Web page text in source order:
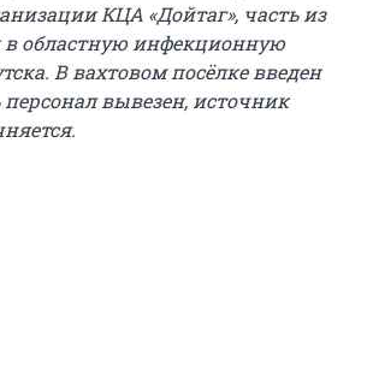
КЦА «Дойтаг», часть из
в областную инфекционную
В вахтовом посёлке введен
персонал вывезен, источник